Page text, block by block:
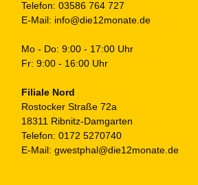
Telefon: 03586 764 727
E-Mail: info@die12monate.de
Mo - Do: 9:00 - 17:00 Uhr
Fr: 9:00 - 16:00 Uhr
Filiale Nord
Rostocker Straße 72a
18311 Ribnitz-Damgarten
Telefon: 0172 5270740
E-Mail: gwestphal@die12monate.de